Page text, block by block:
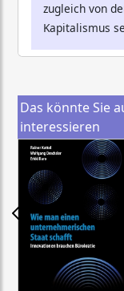
zugleich von
Kapitalismus
Das könnte Sie
interessieren